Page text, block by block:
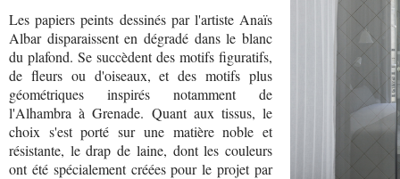
Les papiers peints dessinés par l'artiste Anaïs
Albar disparaissent en dégradé dans le blanc
du plafond. Se succèdent des motifs figuratifs,
de fleurs ou d'oiseaux, et des motifs plus
géométriques inspirés notamment de
l'Alhambra à Grenade. Quant aux tissus, le
choix s'est porté sur une matière noble et
résistante, le drap de laine, dont les couleurs
ont été spécialement créées pour le projet par